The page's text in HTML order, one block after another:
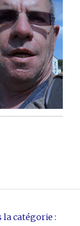
catégorie :